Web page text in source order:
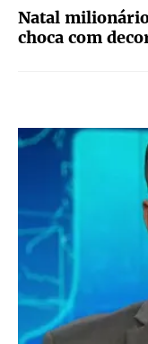
Natal
choca com